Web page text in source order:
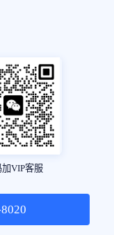
加VIP客服